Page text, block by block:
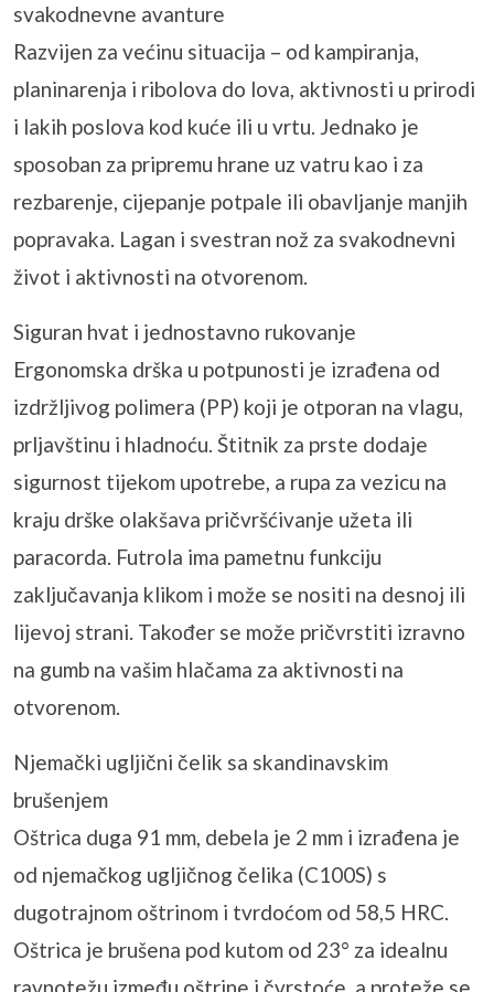
svakodnevne avanture
Razvijen za većinu situacija – od kampiranja,
planinarenja i ribolova do lova, aktivnosti u prirodi
i lakih poslova kod kuće ili u vrtu. Jednako je
sposoban za pripremu hrane uz vatru kao i za
rezbarenje, cijepanje potpale ili obavljanje manjih
popravaka. Lagan i svestran nož za svakodnevni
život i aktivnosti na otvorenom.
Siguran hvat i jednostavno rukovanje
Ergonomska drška u potpunosti je izrađena od
izdržljivog polimera (PP) koji je otporan na vlagu,
prljavštinu i hladnoću. Štitnik za prste dodaje
sigurnost tijekom upotrebe, a rupa za vezicu na
kraju drške olakšava pričvršćivanje užeta ili
paracorda. Futrola ima pametnu funkciju
zaključavanja klikom i može se nositi na desnoj ili
lijevoj strani. Također se može pričvrstiti izravno
na gumb na vašim hlačama za aktivnosti na
otvorenom.
Njemački ugljični čelik sa skandinavskim
brušenjem
Oštrica duga 91 mm, debela je 2 mm i izrađena je
od njemačkog ugljičnog čelika (C100S) s
dugotrajnom oštrinom i tvrdoćom od 58,5 HRC.
Oštrica je brušena pod kutom od 23° za idealnu
ravnotežu između oštrine i čvrstoće, a proteže se